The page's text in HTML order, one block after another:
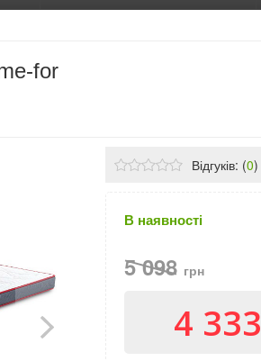
for
Відгуків: (0)
В наявності
5 098 грн
4 333